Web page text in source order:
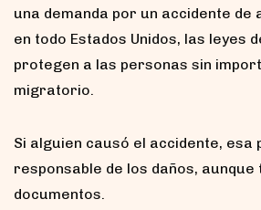
una demanda por un accidente de
en todo Estados Unidos, las leyes
protegen a las personas sin
migratorio.
Si alguien causó el accidente, esa
responsable de los daños, aunque
documentos.